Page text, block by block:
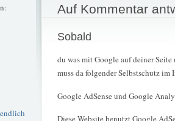
Auf Kommentar
Sobald
du was mit Google auf deiner
muss da folgender Selbstschutz im
Google AdSense und Google
Diese Website benutzt Google